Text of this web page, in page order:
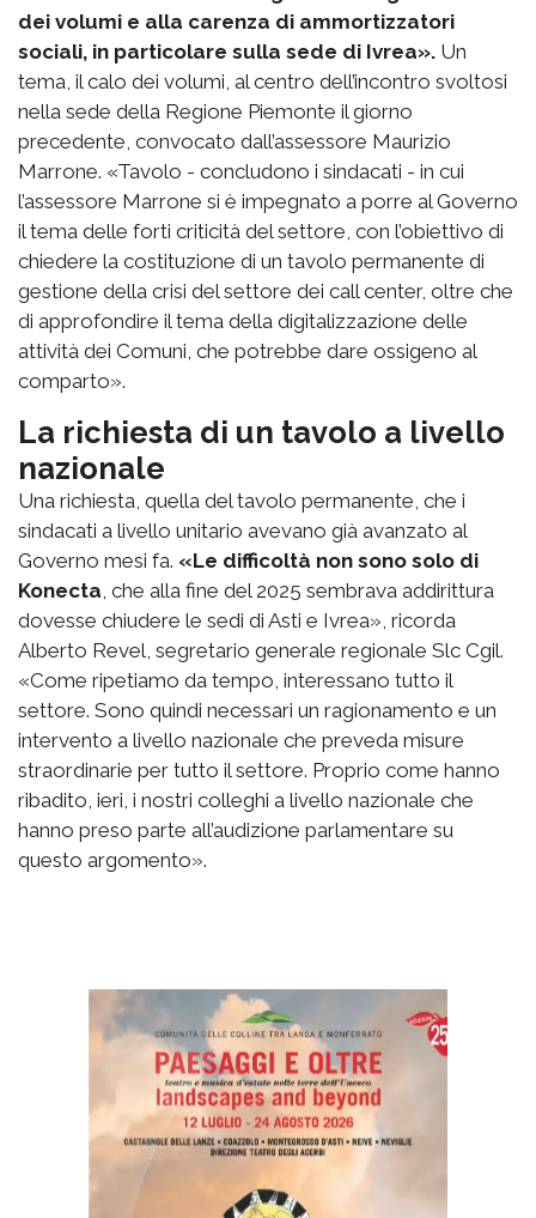
dei volumi e alla carenza di ammortizzatori
sociali, in particolare sulla sede di Ivrea». Un
tema, il calo dei volumi, al centro dell’incontro svoltosi
nella sede della Regione Piemonte il giorno
precedente, convocato dall’assessore Maurizio
Marrone. «Tavolo - concludono i sindacati - in cui
l’assessore Marrone si è impegnato a porre al Governo
il tema delle forti criticità del settore, con l’obiettivo di
chiedere la costituzione di un tavolo permanente di
gestione della crisi del settore dei call center, oltre che
di approfondire il tema della digitalizzazione delle
attività dei Comuni, che potrebbe dare ossigeno al
comparto».
La richiesta di un tavolo a livello
nazionale
Una richiesta, quella del tavolo permanente, che i
sindacati a livello unitario avevano già avanzato al
Governo mesi fa. «Le difficoltà non sono solo di
Konecta , che alla fine del 2025 sembrava addirittura
dovesse chiudere le sedi di Asti e Ivrea», ricorda
Alberto Revel, segretario generale regionale Slc Cgil.
«Come ripetiamo da tempo, interessano tutto il
settore. Sono quindi necessari un ragionamento e un
intervento a livello nazionale che preveda misure
straordinarie per tutto il settore. Proprio come hanno
ribadito, ieri, i nostri colleghi a livello nazionale che
hanno preso parte all’audizione parlamentare su
questo argomento».